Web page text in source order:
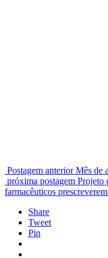
Postagem anterior Mês de
próxima postagem Projeto
farmacêuticos
Share
Tweet
Pin